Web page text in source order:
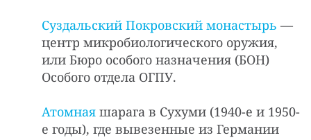
Суздальский Покровский монастырь —
центр микробиологического оружия,
или Бюро особого назначения (БОН)
Особого отдела ОГПУ.
Атомная шарага в Сухуми (1940-е и 1950-
е годы), где вывезенные из Германии